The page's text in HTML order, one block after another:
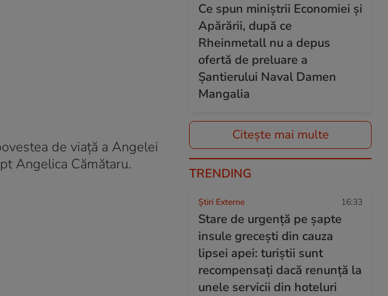
de viață a Angelei
Angelica Cămătaru.
Ce spun miniștrii Economiei și
Apărării, după ce
Rheinmetall nu a depus
ofertă de preluare a
Șantierului Naval Damen
Mangalia
Citește mai multe
TRENDING
Știri Externe 16:33
Stare de urgență pe șapte
insule grecești din cauza
lipsei apei: turiștii sunt
recompensați dacă renunță la
unele servicii din hoteluri